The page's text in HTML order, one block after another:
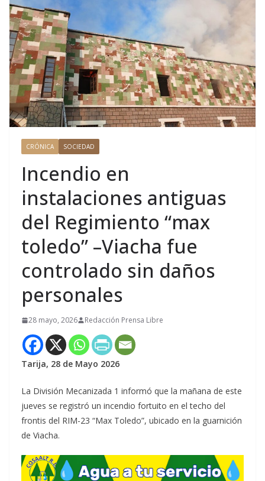
CRÓNICA SOCIEDAD
Incendio en
instalaciones antiguas
del Regimiento “max
toledo” –Viacha fue
controlado sin daños
personales
28 mayo, 2026 Redacción Prensa Libre
Tarija, 28 de Mayo 2026
La División Mecanizada 1 informó que la mañana de este
jueves se registró un incendio fortuito en el techo del
frontis del RIM-23 “Max Toledo”, ubicado en la guarnición
de Viacha.